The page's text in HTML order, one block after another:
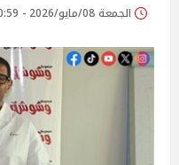
الجمعة 08/مايو/2026 - 10:59 م